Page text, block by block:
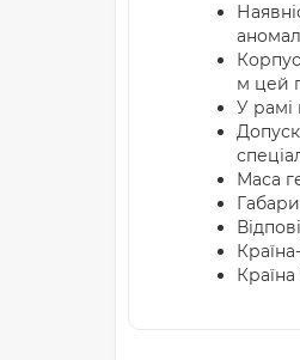
м цей
У рамі
Маса
Країна